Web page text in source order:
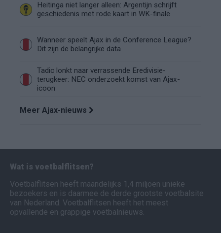
Heitinga niet langer alleen: Argentijn schrijft
geschiedenis met rode kaart in WK-finale
Wanneer speelt Ajax in de Conference League?
Dit zijn de belangrijke data
Tadic lonkt naar verrassende Eredivisie-
terugkeer: NEC onderzoekt komst van Ajax-
icoon
Meer Ajax-nieuws
Wat is voetbalflitsen?
Voetbalflitsen heeft maandelijks 1,4 miljoen unieke
bezoekers en is daarmee de derde grootste voetbalsite
van Nederland. Voetbalflitsen heeft het meest
opvallende en grappige voetbalnieuws.